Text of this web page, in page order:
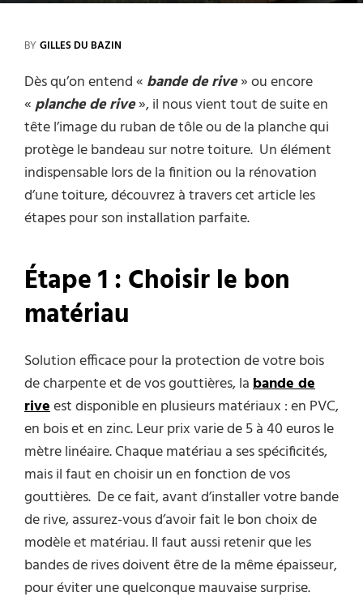
BY GILLES DU BAZIN
Dès qu’on entend « bande de rive» ou encore
«planche de rive», il nous vient tout de suite en
tête l’image du ruban de tôle ou de la planche qui
protège le bandeau sur notre toiture. Un élément
indispensable lors de la finition ou la rénovation
d’une toiture, découvrez à travers cet article les
étapes pour son installation parfaite.
Étape 1 : Choisir le bon
matériau
Solution efficace pour la protection de votre bois
de charpente et de vos gouttières, labande de
riveest disponible en plusieurs matériaux : en PVC,
en bois et en zinc. Leur prix varie de 5 à 40 euros le
mètre linéaire. Chaque matériau a ses spécificités,
mais il faut en choisir un en fonction de vos
gouttières. De ce fait, avant d’installer votre bande
de rive, assurez-vous d’avoir fait le bon choix de
modèle et matériau. Il faut aussi retenir que les
bandes de rives doivent être de la même épaisseur,
pour éviter une quelconque mauvaise surprise.